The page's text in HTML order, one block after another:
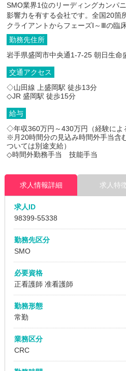
SMO業界1位のリーディングカンパ
影響力を有する会社です。全国20箇
クライアントからフェーズⅠ～Ⅲの臨
勤務先住所
岩手県盛岡市中央通1-7-25 朝日生命
交通アクセス
◇山田線 上盛岡駅 徒歩13分
◇JR 盛岡駅 徒歩15分
給与
◇年収360万円～430万円（経験によ
※月20時間分の見込み時間外手当含
ついては別途支給）
◇時間外勤務手当 技能手当
求人情報詳細 求人特
求人ID
98399-55338
勤務先区分
SMO
必要資格
正看護師 准看護師
勤務形態
常勤
業務区分
CRC